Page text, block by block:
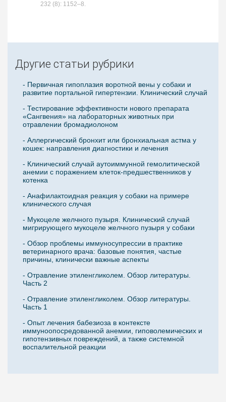
232 (8): 1152–8.
Другие статьи рубрики
- Первичная гипоплазия воротной вены у собаки и
развитие портальной гипертензии. Клинический случай
- Тестирование эффективности нового препарата
«Сангвения» на лабораторных животных при
отравлении бромадиолоном
- Аллергический бронхит или бронхиальная астма у
кошек: направления диагностики и лечения
- Клинический случай аутоиммунной гемолитической
анемии с поражением клеток-предшественников у
котенка
- Анафилактоидная реакция у собаки на примере
клинического случая
- Мукоцеле желчного пузыря. Клинический случай
мигрирующего мукоцеле желчного пузыря у собаки
- Обзор проблемы иммуносупрессии в практике
ветеринарного врача: базовые понятия, частые
причины, клинически важные аспекты
- Отравление этиленгликолем. Обзор литературы.
Часть 2
- Отравление этиленгликолем. Обзор литературы.
Часть 1
- Опыт лечения бабезиоза в контексте
иммуноопосредованной анемии, гиповолемических и
гипотензивных повреждений, а также системной
воспалительной реакции